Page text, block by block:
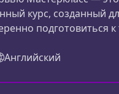
курс, созданный
подготовиться
500 тщательно
по
закрыть пробелы в
на реальных
Английский